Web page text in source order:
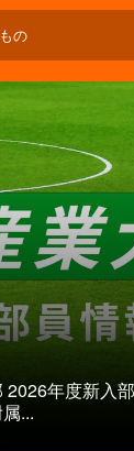
の
年度新入
...